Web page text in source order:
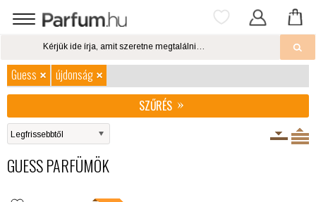
Guess
újdonság
SZŰRÉS
GUESS PARFÜMÖK